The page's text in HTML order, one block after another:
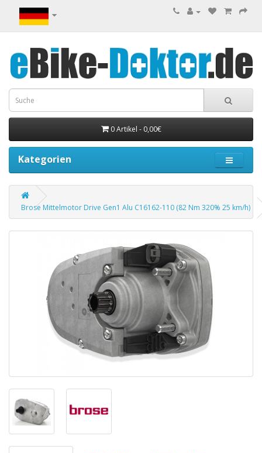
0 Artikel - 0,00€
Kategorien
Brose Mittelmotor Drive Gen1 Alu C16162-110 (82 Nm 320% 25 km/h)